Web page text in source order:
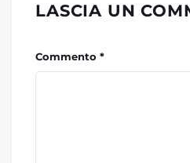
LASCIA UN
Commento *